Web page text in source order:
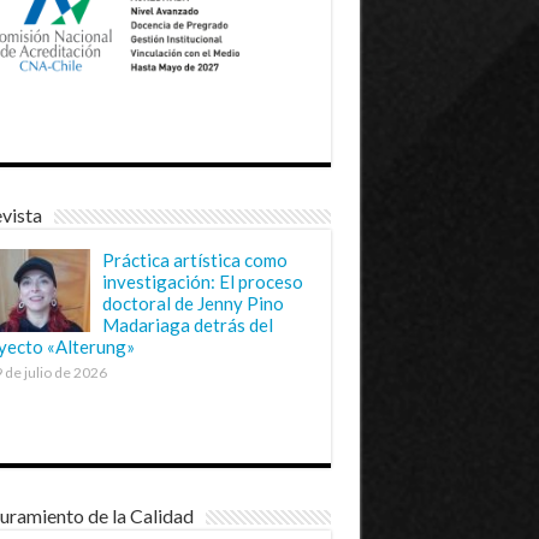
Práctica artística como
investigación: El proceso
doctoral de Jenny Pino
Madariaga detrás del
«Alterung»
de julio de 2026
de la Calidad